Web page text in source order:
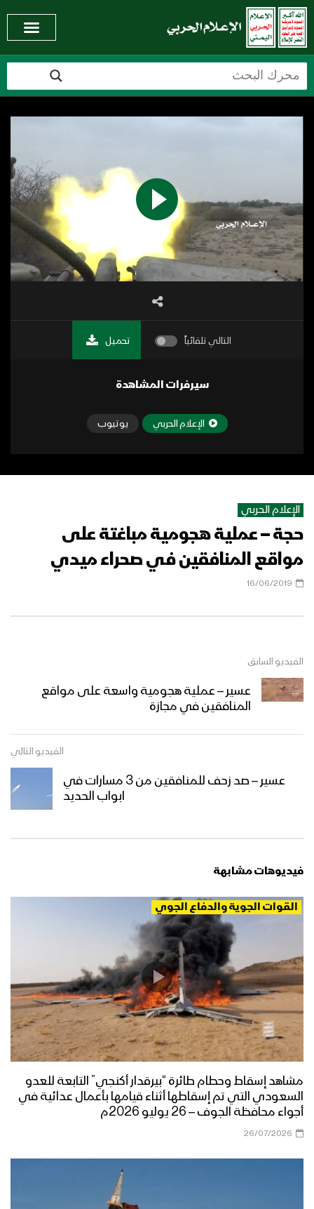
التالي تلقائياً تحميل
سيرفرات المشاهدة
الإعلام الحربي يوتيوب
الإعلام الحربي
حجة – عملية هجومية مباغتة على
مواقع المنافقين في صحراء ميدي
16/06/2019
الفيديو السابق
عسير – عملية هجومية واسعة على مواقع
المنافقين في مجازة
الفيديو التالي
عسير – صد زحف للمنافقين من 3 مسارات في
ابواب الحديد
فيديوهات مشابهة
القوات الجوية والدفاع الجوي
مشاهد إسقاط وحطام طائرة “بيرقدار أكنجي” التابعة للعدو
السعودي التي تم إسقاطها أثناء قيامها بأعمال عدائية في
أجواء محافظة الجوف – 26 يوليو 2026م
26/07/2026